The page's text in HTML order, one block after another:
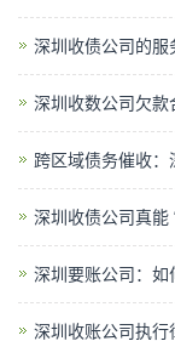
深圳收债公司的服
深圳收数公司欠款
跨区域债务催收
深圳收债公司真能
深圳要账公司：如
深圳收账公司执行